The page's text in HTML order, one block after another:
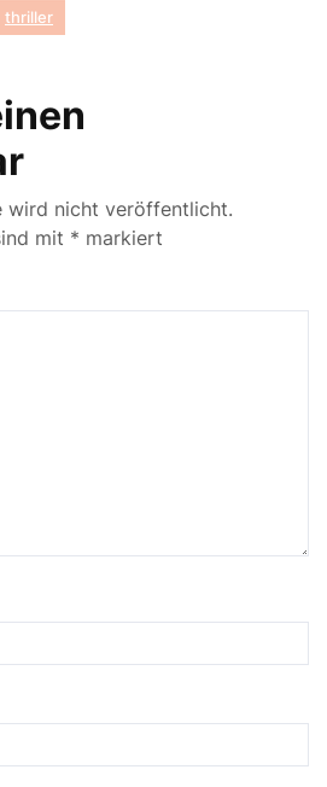
thriller
wird nicht veröffentlicht.
mit * markiert